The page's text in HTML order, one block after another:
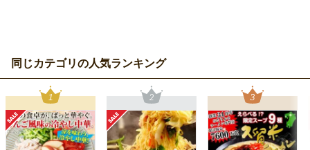
同じカテゴリの人気ランキング